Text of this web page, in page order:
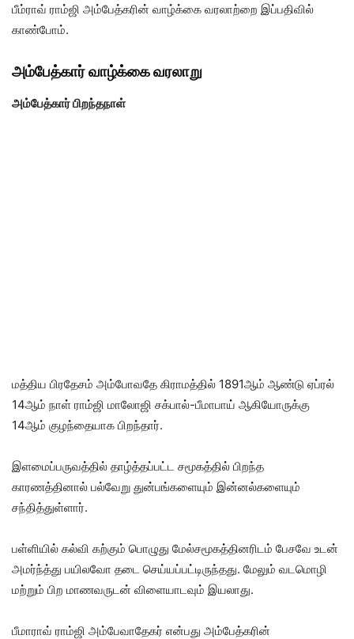
பீம்ராவ் ராம்ஜி அம்பேத்கரின் வாழ்க்கை வரலாற்றை இப்பதிவில்
காண்போம்.
அம்பேத்கார் வாழ்க்கை வரலாறு
அம்பேத்கார் பிறந்தநாள்
மத்திய பிரதேசம் அம்போவதே கிராமத்தில் 1891ஆம் ஆண்டு ஏப்ரல்
14ஆம் நாள் ராம்ஜி மாலோஜி சக்பால்-பீமாபாய் ஆகியோருக்கு
14ஆம் குழந்தையாக பிறந்தார்.
இளமைப்பருவத்தில் தாழ்த்தப்பட்ட சமூகத்தில் பிறந்த
காரணத்தினால் பல்வேறு துன்பங்களையும் இன்னல்களையும்
சந்தித்துள்ளார்.
பள்ளியில் கல்வி கற்கும் பொழுது மேல்சமூகத்தினரிடம் பேசவே உடன்
அமர்ந்த்து பயிலவோ தடை செய்யப்பட்டிருந்தது. மேலும் வடமொழி
மற்றும் பிற மாணவருடன் விளையாடவும் இயலாது.
பீமாராவ் ராம்ஜி அம்பேவாதேகர் என்பது அம்பேத்கரின்